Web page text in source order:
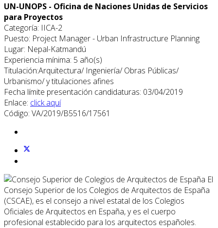
UN-UNOPS - Oficina de Naciones Unidas de Servicios
para Proyectos
Categoría: IICA-2
Puesto: Project Manager - Urban Infrastructure Planning
Lugar: Nepal-Katmandú
Experiencia mínima: 5 año(s)
Titulación:Arquitectura/ Ingeniería/ Obras Públicas/
Urbanismo/ y titulaciones afines
Fecha límite presentación candidaturas: 03/04/2019
Enlace: click aquí
Código: VA/2019/B5516/17561
El
Consejo Superior de los Colegios de Arquitectos de España
(CSCAE), es el consejo a nivel estatal de los Colegios
Oficiales de Arquitectos en España, y es el cuerpo
profesional establecido para los arquitectos españoles.